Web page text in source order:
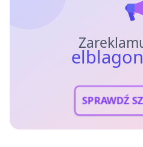
SPRAWDŹ